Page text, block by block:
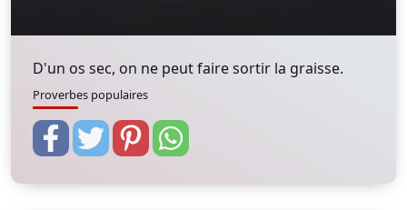
D'un os sec, on ne peut faire sortir la graisse.
Proverbes populaires